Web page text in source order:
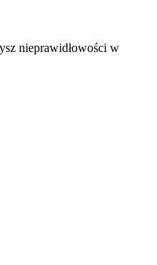
nieprawidłowości w